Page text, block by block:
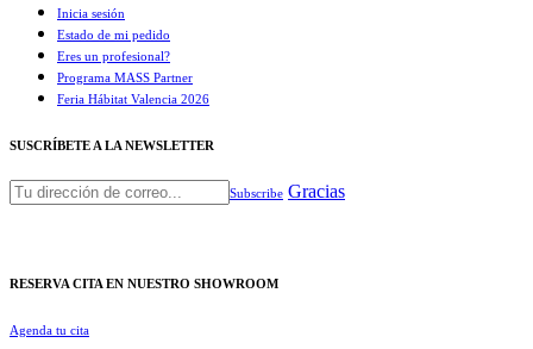
Inicia sesión
Estado de mi pedido
Eres un profesional?
Programa MASS Partner
Feria Hábitat Valencia 2026​
SUSCRÍBETE A LA NEWSLETTER
Subscribe Gracias
RESERVA CITA EN NUESTRO SHOWROOM
Agenda tu cita